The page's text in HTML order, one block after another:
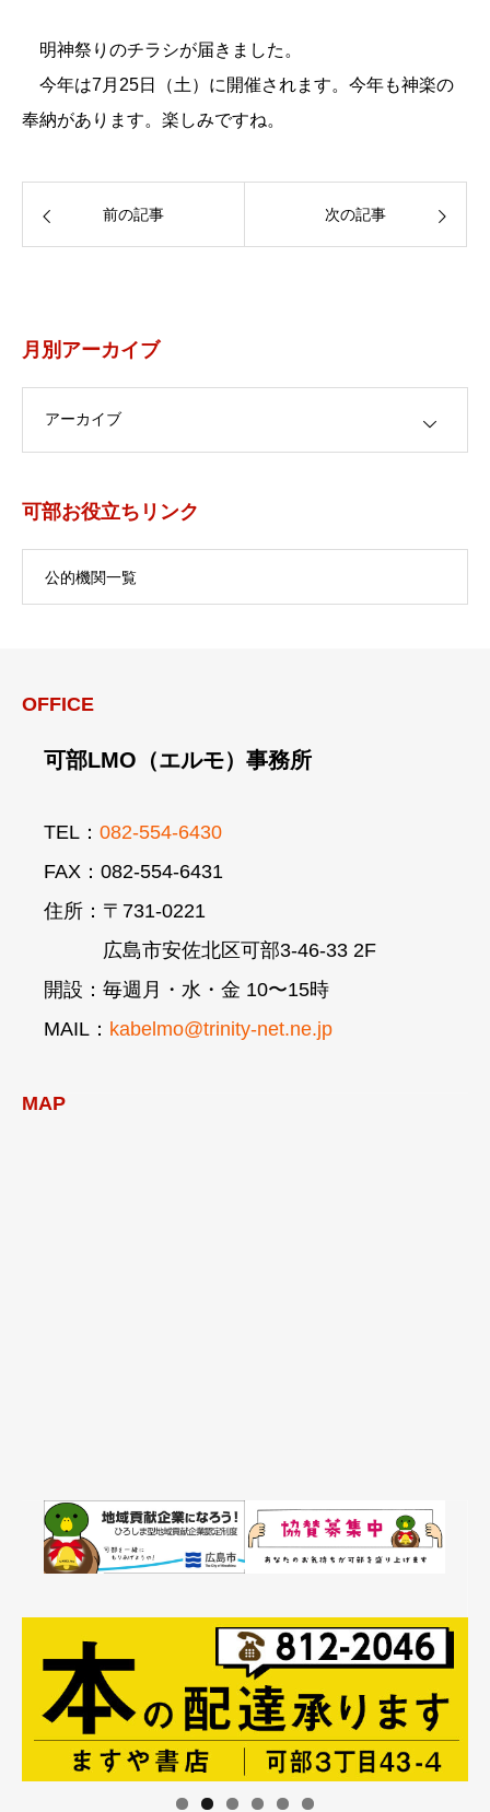
明神祭りのチラシが届きました。
今年は7月25日（土）に開催されます。今年も神楽の
奉納があります。楽しみですね。
前の記事 次の記事
月別アーカイブ
可部お役立ちリンク
公的機関一覧
OFFICE
可部LMO（エルモ）事務所
TEL： 082-554-6430
FAX：082-554-6431
住所：〒731-0221
広島市安佐北区可部3-46-33 2F
開設：毎週月・水・金 10〜15時
MAIL： kabelmo@trinity-net.ne.jp
MAP